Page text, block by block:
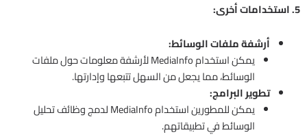
5. استخدامات أخرى:
أرشفة ملفات الوسائط:
يمكن استخدام MediaInfo لأرشفة معلومات حول ملفات
الوسائط، مما يجعل من السهل تتبعها وإدارتها.
تطوير البرامج:
يمكن للمطورين استخدام MediaInfo لدمج وظائف تحليل
الوسائط في تطبيقاتهم.